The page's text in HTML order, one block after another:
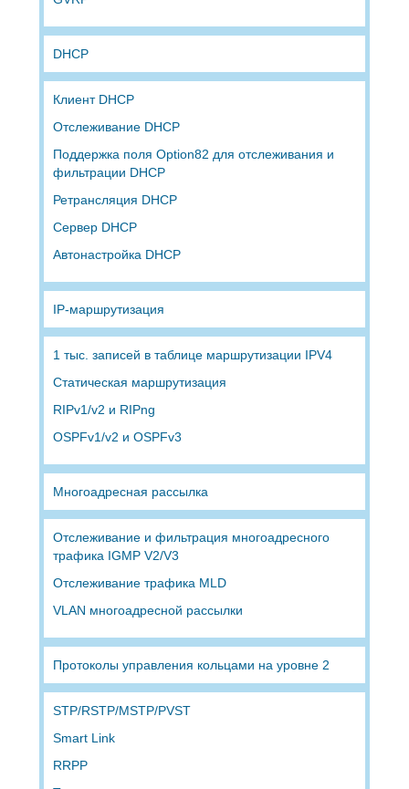
DHCP
Клиент DHCP
Отслеживание DHCP
Поддержка поля Option82 для отслеживания и
фильтрации DHCP
Ретрансляция DHCP
Сервер DHCP
Автонастройка DHCP
IP-маршрутизация
1 тыс. записей в таблице маршрутизации IPV4
Статическая маршрутизация
RIPv1/v2 и RIPng
OSPFv1/v2 и OSPFv3
Многоадресная рассылка
Отслеживание и фильтрация многоадресного
трафика IGMP V2/V3
Отслеживание трафика MLD
VLAN многоадресной рассылки
Протоколы управления кольцами на уровне 2
STP/RSTP/MSTP/PVST
Smart Link
RRPP